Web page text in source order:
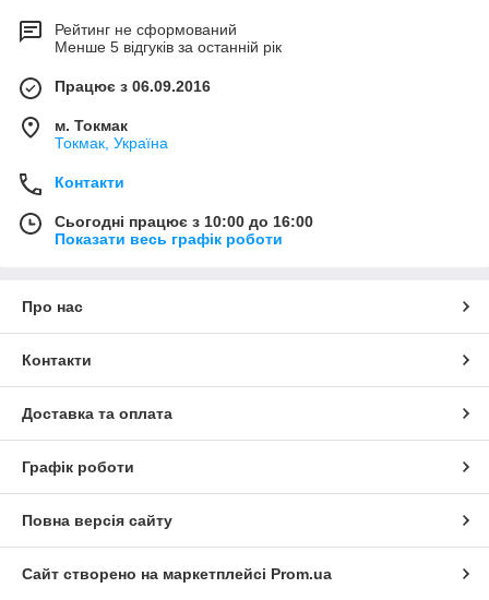
Рейтинг не сформований
Менше 5 відгуків за останній рік
Працює з 06.09.2016
м. Токмак
Токмак, Україна
Контакти
Сьогодні працює з 10:00 до 16:00
Показати весь графік роботи
Про нас
Контакти
Доставка та оплата
Графік роботи
Повна версія сайту
Сайт створено на маркетплейсі Prom.ua